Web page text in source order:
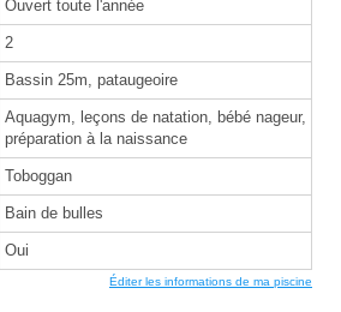
Ouvert toute l'année
2
Bassin 25m, pataugeoire
Aquagym, leçons de natation, bébé nageur,
préparation à la naissance
Toboggan
Bain de bulles
Oui
Éditer les informations de ma piscine